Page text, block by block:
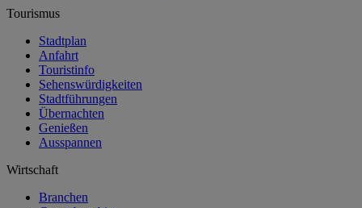
Tourismus
Stadtplan
Anfahrt
Touristinfo
Sehenswürdigkeiten
Stadtführungen
Übernachten
Genießen
Ausspannen
Wirtschaft
Branchen